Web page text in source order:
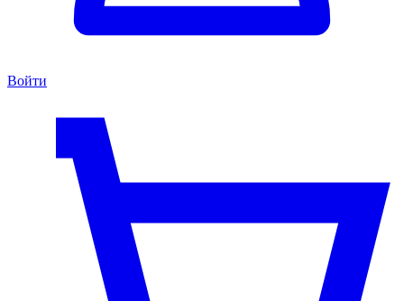
Войти